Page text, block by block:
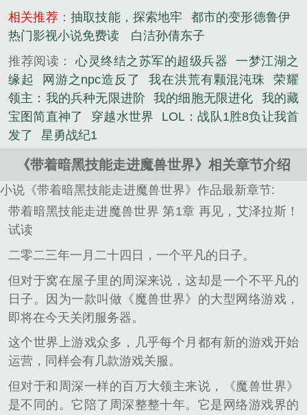
相关推荐： 抽取技能，探索地牢
都市的变形德鲁伊
热门影视小说免费读
白洁孙倩东子
推荐阅读：心灵终结之苏军的超级兵器
一梦江湖之
缘起
网游之npc造反了 我在洪荒有颗混沌珠
荣耀
领主：我的兵种无限进阶
我的细胞无限进化
我的藏
宝图简直神了
穿越水世界
LOL：战队1胜8负让我首
发了
星勇战纪1
《带着暗黑技能走进魔兽世界》相关章节介绍
小说《带着暗黑技能走进魔兽世界》作品最新章节:
带着暗黑技能走进魔兽世界 第1章 再见，艾泽拉斯！
试读
二零二三年一月二十四日，一个平凡的日子。
但对于窝在屋子里的周深来说，这却是一个不平凡的
日子。因为一款叫做《魔兽世界》的大型网络游戏，
即将在今天关闭服务器。
这个世界上游戏众多，几乎每个月都有新的游戏开始
运营，同样会有几款游戏关服。
但对于和周深一样的百万大领主来说，《魔兽世界》
是不同的。它陪了周深整整十年。它是网络游戏界的